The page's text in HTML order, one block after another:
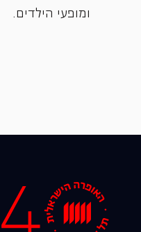
ומופעי הילדים.